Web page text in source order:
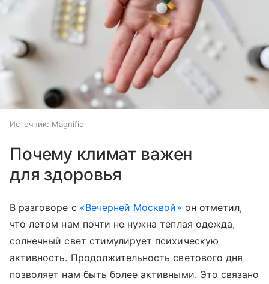
Источник: Magnific
Почему климат важен
для здоровья
В разговоре с «Вечерней Москвой» он отметил,
что летом нам почти не нужна теплая одежда,
солнечный свет стимулирует психическую
активность. Продолжительность светового дня
позволяет нам быть более активными. Это связано